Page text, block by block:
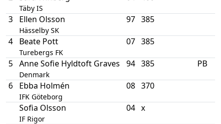
Täby IS
3 Ellen Olsson
Hässelby SK
97 385
4 Beate Pott
Turebergs FK
07 385
5 Anne Sofie Hyldtoft Graves
Denmark
94 385 PB
6 Ebba Holmén
IFK Göteborg
08 370
Sofia Olsson
IF Rigor
04 x